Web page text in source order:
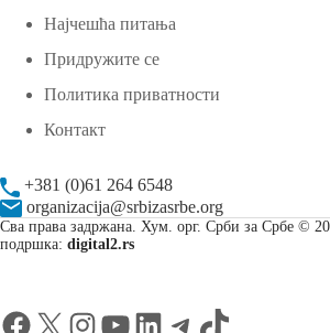
Најчешћа питања
Придружите се
Политика приватности
Контакт
+381 (0)61 264 6548
organizacija@srbizasrbe.org
Сва права задржана. Хум. орг. Срби за Србе ©
подршка: digital2.rs
Facebook
X Instagram
YouTube
LinkedIn
Telegram
TikTok